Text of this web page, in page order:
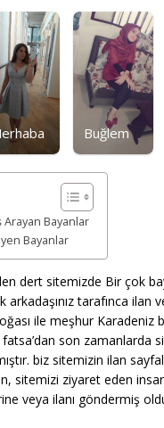
Buğlem
Arayan Bayanlar
Bayanlar
dert sitemizde Bir çok
arkadaşınız tarafınca ilan
ile meşhur Karadeniz
son zamanlarda
biz sitemizin ilan
sitemizi ziyaret eden
veya ilanı göndermiş